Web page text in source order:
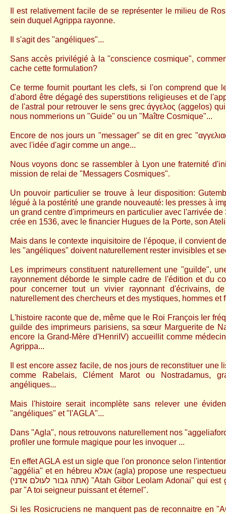
Il est relativement facile de se représenter le milieu de
sein duquel Agrippa rayonne.
Il s'agit des "angéliques"...
Sans accès privilégié à la "conscience cosmique",
cache cette formulation?
Ce terme fournit pourtant les clefs, si l'on comprend que
d'abord être dégagé des superstitions religieuses et de
de l'astral pour retrouver le sens grec άγγελος (aggelos)
nous nommerions un "Guide" ou un "Maître Cosmique"...
Encore de nos jours un "messager" se dit en grec
avec l'idée d'agir comme un ange...
Nous voyons donc se rassembler à Lyon une fraternité
mission de relai de "Messagers Cosmiques".
Un pouvoir particulier se trouve à leur disposition:
légué à la postérité une grande nouveauté: les presses à
un grand centre d'imprimeurs en particulier avec l'arrivée
crée en 1536, avec le financier Hugues de la Porte, son
Mais dans le contexte inquisitoire de l'époque, il convient
les "angéliques" doivent naturellement rester invisibles et
Les imprimeurs constituent naturellement une "guilde",
rayonnement déborde le simple cadre de l'édition et du
pour concerner tout un vivier rayonnant d'écrivains,
naturellement des chercheurs et des mystiques, hommes et
L'histoire raconte que de, même que le Roi François Ier
guilde des imprimeurs parisiens, sa sœur Marguerite de
encore la Grand-Mère d'HenriIV) accueillit comme
Agrippa...
Il est encore assez facile, de nos jours de reconstituer une
comme Rabelais, Clément Marot ou Nostradamus,
angéliques...
Mais l'histoire serait incomplète sans relever une
"angéliques" et "l'AGLA"...
Dans "Agla", nous retrouvons naturellement nos
profiler une formule magique pour les invoquer ...
En effet AGLA est un sigle que l'on prononce selon
"aggélia" et en hébreu אגלא (agla) propose une respectueuse formule hébraïque
(אתה גבור לעולם אדני) "Atah Gibor Leolam Adonai" qui est généralement traduite
par "A toi seigneur puissant et éternel".
Si les Rosicruciens ne manquent pas de reconnaitre en